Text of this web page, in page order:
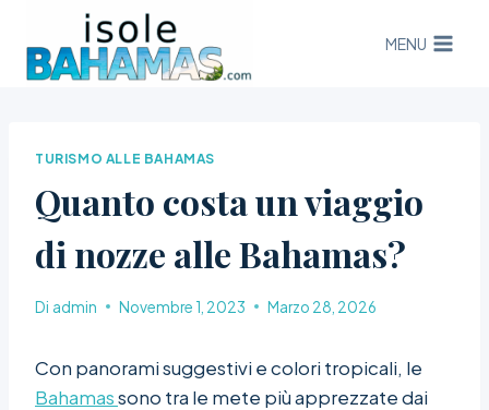
contenuto
MENU
TURISMO ALLE BAHAMAS
Quanto costa un viaggio
di nozze alle Bahamas?
Di admin Novembre 1, 2023 Marzo 28, 2026
Con panorami suggestivi e colori tropicali, le
Bahamassono tra le mete più apprezzate dai